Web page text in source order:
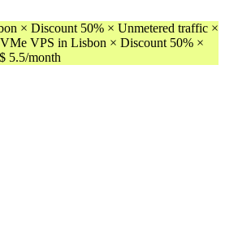
× Discount 50% × Unmetered traffic ×
VPS in Lisbon × Discount 50% ×
5.5/month